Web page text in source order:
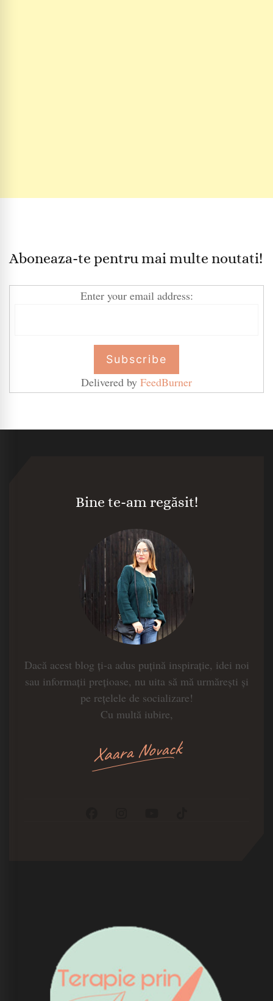
Aboneaza-te pentru mai multe noutati!
Enter your email address:
Delivered by FeedBurner
Bine te-am regăsit!
Dacă acest blog ți-a adus puțină inspirație, idei noi
sau informații prețioase, nu uita să mă urmărești și
pe rețelele de socializare!
Cu multă iubire,
Xaara Novack